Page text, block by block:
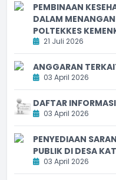
PEMBINAAN
DALAM
POLTEKKES
21 Juli 2026
ANGGARAN
03 April 2026
DAFTAR
03 April 2026
PENYEDIAAN
PUBLIK DI DESA
03 April 2026